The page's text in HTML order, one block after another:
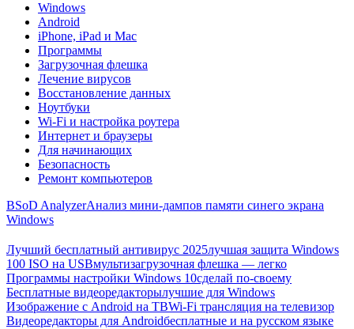
Windows
Android
iPhone, iPad и Mac
Программы
Загрузочная флешка
Лечение вирусов
Восстановление данных
Ноутбуки
Wi-Fi и настройка роутера
Интернет и браузеры
Для начинающих
Безопасность
Ремонт компьютеров
BSoD AnalyzerАнализ мини-дампов памяти синего экрана
Windows
Лучший бесплатный антивирус 2025лучшая защита Windows
100 ISO на USBмультизагрузочная флешка — легко
Программы настройки Windows 10сделай по-своему
Бесплатные видеоредакторылучшие для Windows
Изображение с Android на ТВWi-Fi трансляция на телевизор
Видеоредакторы для Androidбесплатные и на русском языке